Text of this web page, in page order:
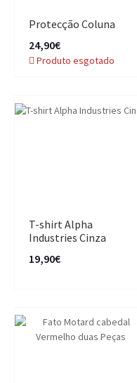
Protecção Coluna
24,90€
Produto esgotado
T-shirt Alpha
Industries Cinza
19,90€